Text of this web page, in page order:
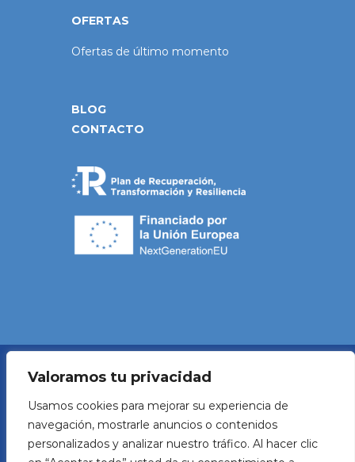
Valoramos tu privacidad
Usamos cookies para mejorar su experiencia de
navegación, mostrarle anuncios o contenidos
personalizados y analizar nuestro tráfico. Al hacer clic
OFERTAS
Ofertas de último momento
BLOG
CONTACTO